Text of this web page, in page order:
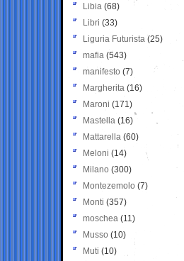
Libia (68)
Libri (33)
Liguria Futurista (25)
mafia (543)
manifesto (7)
Margherita (16)
Maroni (171)
Mastella (16)
Mattarella (60)
Meloni (14)
Milano (300)
Montezemolo (7)
Monti (357)
moschea (11)
Musso (10)
Muti (10)